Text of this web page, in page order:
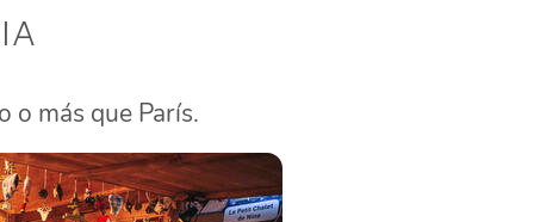
más que París.